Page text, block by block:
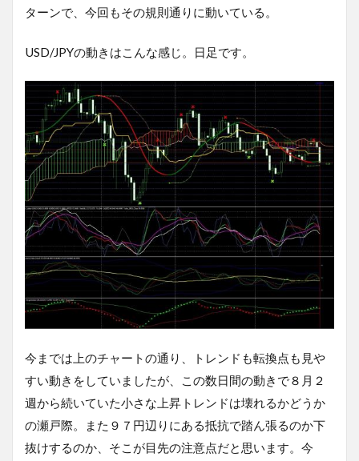
ターンで、今回もその規則通りに動いている。
USD/JPYの動きはこんな感じ。日足です。
今までは上のチャートの通り、トレンドも転換点も見や
すい動きをしていましたが、この数日間の動きで８月２
週から続いていた小さな上昇トレンドは壊れるかどうか
の瀬戸際。また９７円辺りにある抵抗で踏ん張るのか下
抜けするのか、そこが目先の注意点だと思います。今